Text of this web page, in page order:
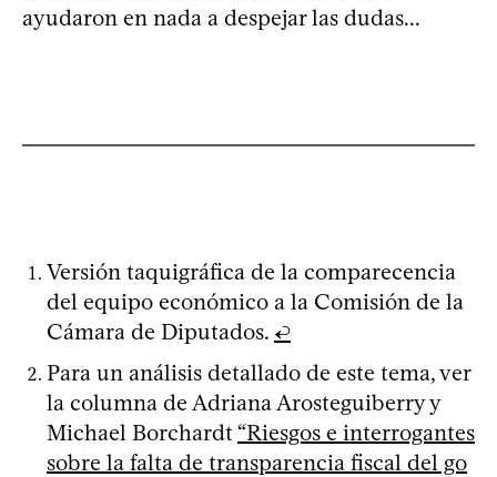
ayudaron en nada a despejar las dudas...
Versión taquigráfica de la comparecencia
del equipo económico a la Comisión de la
Cámara de Diputados. ↩
Para un análisis detallado de este tema, ver
la columna de Adriana Arosteguiberry y
Michael Borchardt “Riesgos e interrogantes
sobre la falta de transparencia fiscal del go